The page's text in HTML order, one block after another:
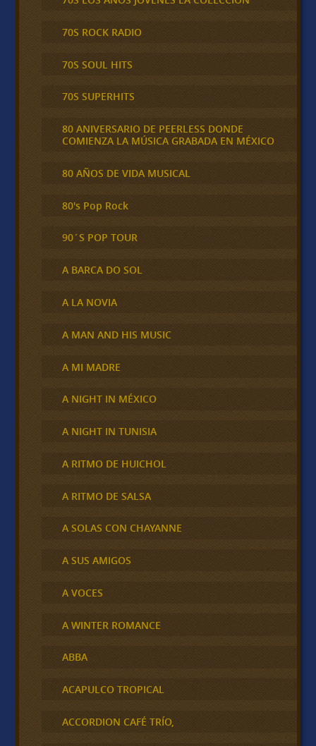
70S ROCK RADIO
70S SOUL HITS
70S SUPERHITS
80 ANIVERSARIO DE PEERLESS DONDE
COMIENZA LA MÚSICA GRABADA EN MÉXICO
80 AÑOS DE VIDA MUSICAL
80's Pop Rock
90´S POP TOUR
A BARCA DO SOL
A LA NOVIA
A MAN AND HIS MUSIC
A MI MADRE
A NIGHT IN MÉXICO
A NIGHT IN TUNISIA
A RITMO DE HUICHOL
A RITMO DE SALSA
A SOLAS CON CHAYANNE
A SUS AMIGOS
A VOCES
A WINTER ROMANCE
ABBA
ACAPULCO TROPICAL
ACCORDION CAFÉ TRÍO,